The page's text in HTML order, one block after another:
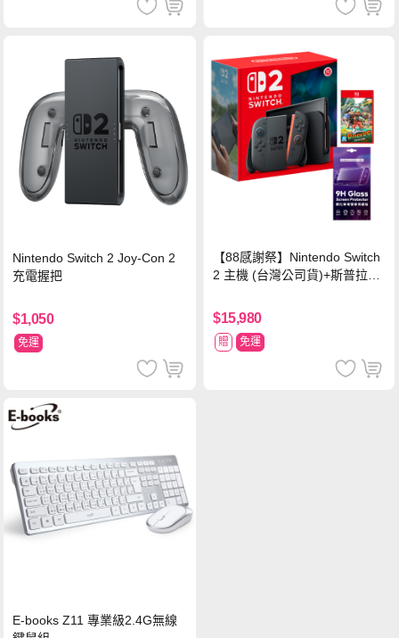
Nintendo Switch 2 Joy-Con 2
充電握把
$1,050
免運
【88感謝祭】Nintendo Switch
2 主機 (台灣公司貨)+斯普拉遁
$15,980
贈 免運
E-books Z11 專業級2.4G無線